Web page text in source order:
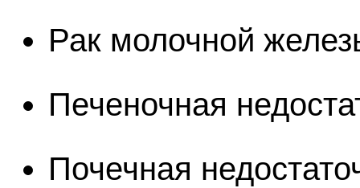
Рак молочной
Печеночная
Почечная